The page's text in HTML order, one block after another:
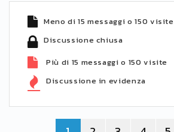
Meno di 15 messaggi o 150 visite
Discussione chiusa
Più di 15 messaggi o 150 visite
Discussione in evidenza